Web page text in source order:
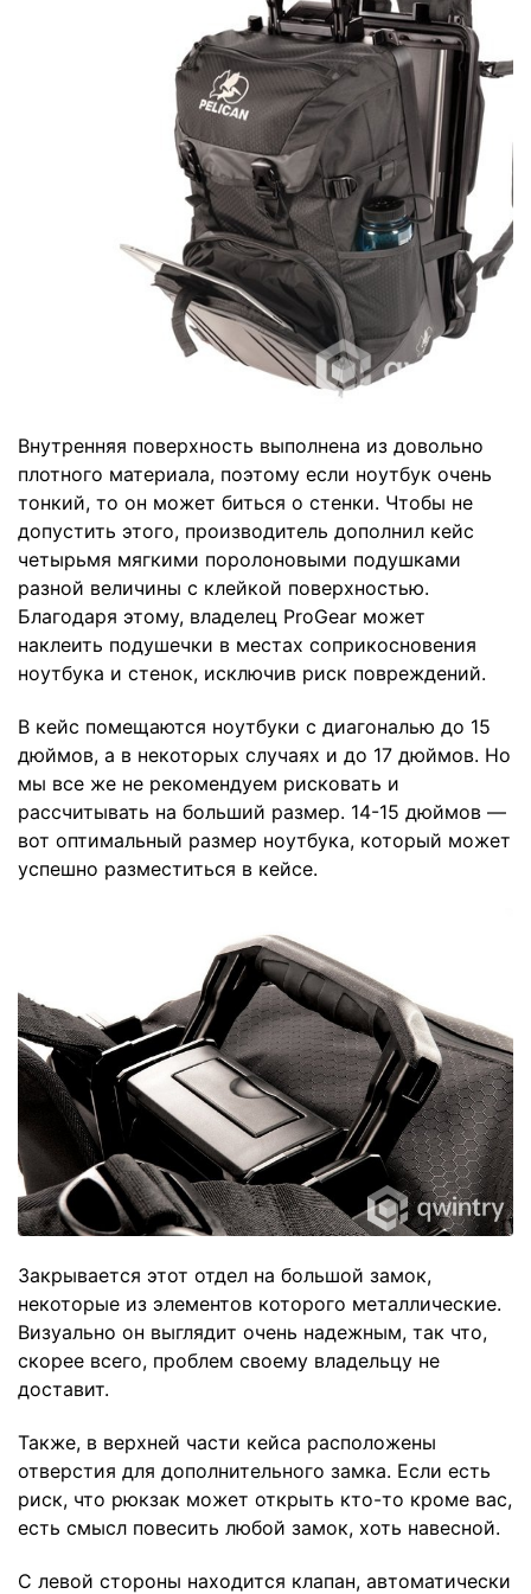
Внутренняя поверхность выполнена из довольно
плотного материала, поэтому если ноутбук очень
тонкий, то он может биться о стенки. Чтобы не
допустить этого, производитель дополнил кейс
четырьмя мягкими поролоновыми подушками
разной величины с клейкой поверхностью.
Благодаря этому, владелец ProGear может
наклеить подушечки в местах соприкосновения
ноутбука и стенок, исключив риск повреждений.
В кейс помещаются ноутбуки с диагональю до 15
дюймов, а в некоторых случаях и до 17 дюймов. Но
мы все же не рекомендуем рисковать и
рассчитывать на больший размер. 14-15 дюймов —
вот оптимальный размер ноутбука, который может
успешно разместиться в кейсе.
Закрывается этот отдел на большой замок,
некоторые из элементов которого металлические.
Визуально он выглядит очень надежным, так что,
скорее всего, проблем своему владельцу не
доставит.
Также, в верхней части кейса расположены
отверстия для дополнительного замка. Если есть
риск, что рюкзак может открыть кто-то кроме вас,
есть смысл повесить любой замок, хоть навесной.
С левой стороны находится клапан, автоматически